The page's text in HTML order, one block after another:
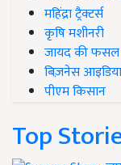
महिंद्रा ट्रैक्टर्स
कृषि मशीनरी
जायद की फसल
बिज़नेस
पीएम किसान
Top